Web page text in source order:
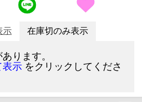
示 在庫切のみ表示
ります。
表示 をクリックしてくださ